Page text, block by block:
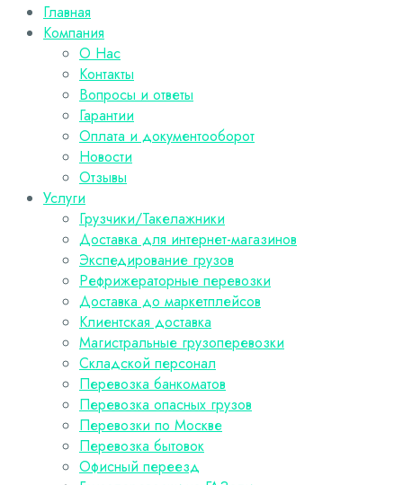
Главная
Компания
О Нас
Контакты
Вопросы и ответы
Гарантии
Оплата и документооборот
Новости
Отзывы
Услуги
Грузчики/Такелажники
Доставка для интернет-магазинов
Экспедирование грузов
Рефрижераторные перевозки
Доставка до маркетплейсов
Клиентская доставка
Магистральные грузоперевозки
Складской персонал
Перевозка банкоматов
Перевозка опасных грузов
Перевозки по Москве
Перевозка бытовок
Офисный переезд